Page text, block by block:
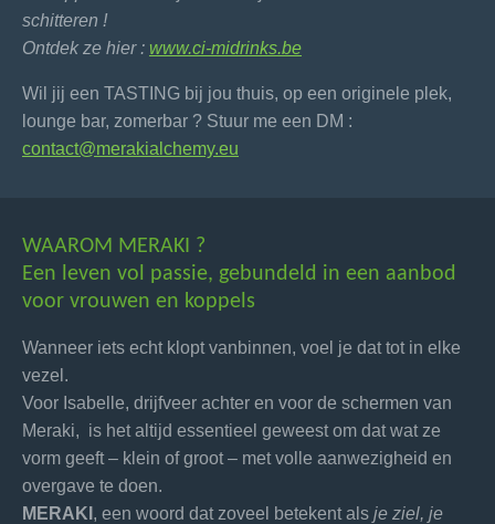
schitteren !
Ontdek ze hier : www.ci-midrinks.be
Wil jij een TASTING bij jou thuis, op een originele plek,
lounge bar, zomerbar ? Stuur me een DM :
contact@merakialchemy.eu
WAAROM MERAKI ?
Een leven vol passie, gebundeld in een aanbod
voor vrouwen en koppels
Wanneer iets echt klopt vanbinnen, voel je dat tot in elke
vezel.
Voor Isabelle, drijfveer achter en voor de schermen van
Meraki, is het altijd essentieel geweest om dat wat ze
vorm geeft – klein of groot – met volle aanwezigheid en
overgave te doen.
MERAKI , een woord dat zoveel betekent als je ziel, je